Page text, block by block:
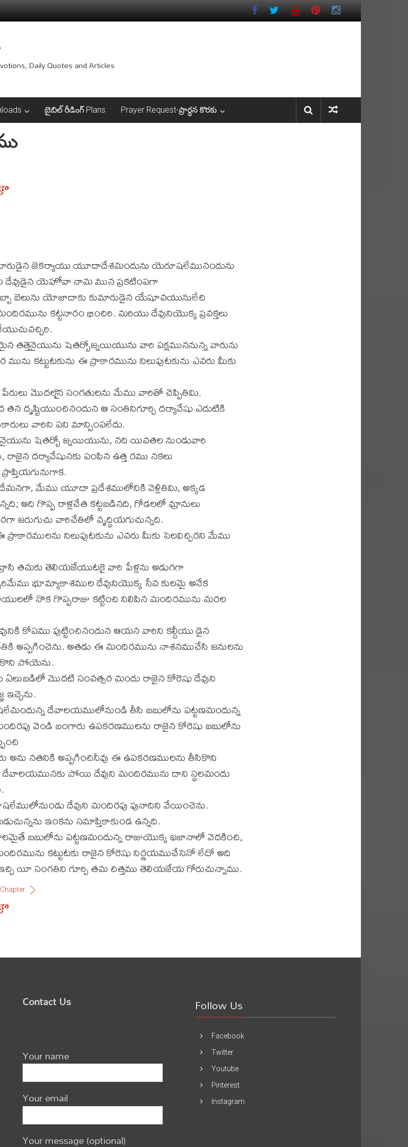
Daily Quotes and Articles
బైబిల్ రీడింగ్ Plans Prayer Request-ప్రార్ధన కొరకు
జెకర్యాయు యూదాదేశమందును యెరూషలేమునందును
దేవుడైన యెహోవా నామ మున ప్రకటింపగా
బెలును యోజాదాకు కుమారుడైన యేషూవయునులేచి
కట్టనారం భించిరి. మరియు దేవునియొక్క ప్రవక్తలు
షెతర్బోజ్నయియును వారి పక్షముననున్న వారును
కట్టుటకును ఈ ప్రాకారమును నిలుపుటకును ఎవరు మీకు
మొదలౖౖెన సంగతులను మేము వారితో చెప్పితివిు.
దృష్టియుంచినందున ఆ సంతినిగూర్చి దర్యావేషు ఎదుటికి
వారిని పని మాన్పింపలేదు.
షెతర్బో జ్నయియును, నది యివతల నుండువారి
రాజైన దర్యావేషునకు పంపిన ఉత్త రము నకలు
మేము యూదా ప్రదేశములోనికి వెళ్లితివిు, అక్కడ
అది గొప్ప రాళ్లచేత కట్టబడినది, గోడలలో మ్రానులు
వారిచేతిలో వృద్ధియగుచున్నది.
ప్రాకారములను నిలుపుటకును ఎవరు మీకు సెలవిచ్చిరని మేము
తమకు తెలియజేయుటకై వారి పేళ్లను అడుగగా
భూమ్యాకాశముల దేవునియొక్క సేవ కులమై అనేక
నొక గొప్పరాజు కట్టించి నిలిపిన మందిరమును మరల
కోపము పుట్టించినందున ఆయన వారిని కల్దీయు డైన
అప్పగించెను. అతడు ఈ మందిరమును నాశనముచేసి జనులను
పోయెను.
మొదటి సంవత్సర మందు రాజైన కోరెషు దేవుని
ఇచ్చెను.
దేవాలయములోనుండి తీసి బబులోను పట్టణమందున్న
వెండి బంగారు ఉపకరణములను రాజైన కోరెషు బబులోను
అను నతనికి అప్పగించినీవు ఈ ఉపకరణములను తీసికొని
దేవాలయమునకు పోయి దేవుని మందిరమును దాని స్థలమందు
దేవుని మందిరపు పునాదిని వేయించెను.
ఇంకను సమాప్తికాకుండ ఉన్నది.
బబులోను పట్టణమందున్న రాజుయొక్క ఖజానాలో వెదకించి,
కట్టుటకు రాజైన కోరెషు నిర్ణయముచేసెనో లేదో అది
యీ సంగతిని గూర్చి తమ చిత్తము తెలియజేయ గోరుచున్నాము.
Contact Us
Your name
Your email
Your message (optional)
Follow Us
Facebook
Twitter
Youtube
Pinterest
Instagram